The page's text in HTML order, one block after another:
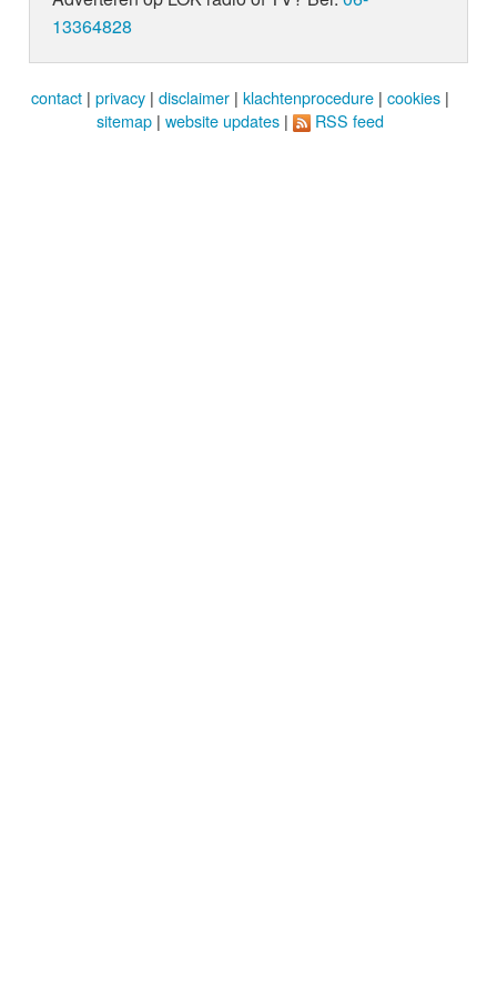
13364828
contact | privacy | disclaimer | klachtenprocedure | cookies |
sitemap | website updates | RSS feed